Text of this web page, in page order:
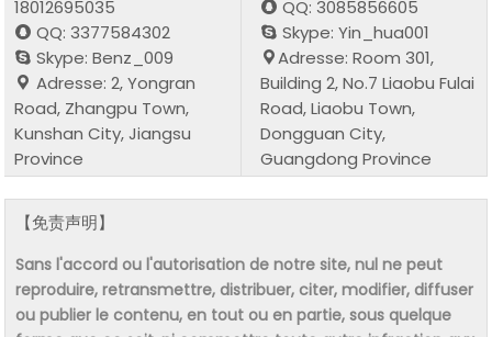
18012695035
QQ: 3377584302
Skype: Benz_009
Adresse: 2, Yongran
Road, Zhangpu Town,
Kunshan City, Jiangsu
Province
QQ: 3085856605
Skype: Yin_hua001
Adresse: Room 301,
Building 2, No.7 Liaobu Fulai
Road, Liaobu Town,
Dongguan City,
Guangdong Province
【免责声明】
Sans l'accord ou l'autorisation de notre site, nul ne peut
reproduire, retransmettre, distribuer, citer, modifier, diffuser
ou publier le contenu, en tout ou en partie, sous quelque